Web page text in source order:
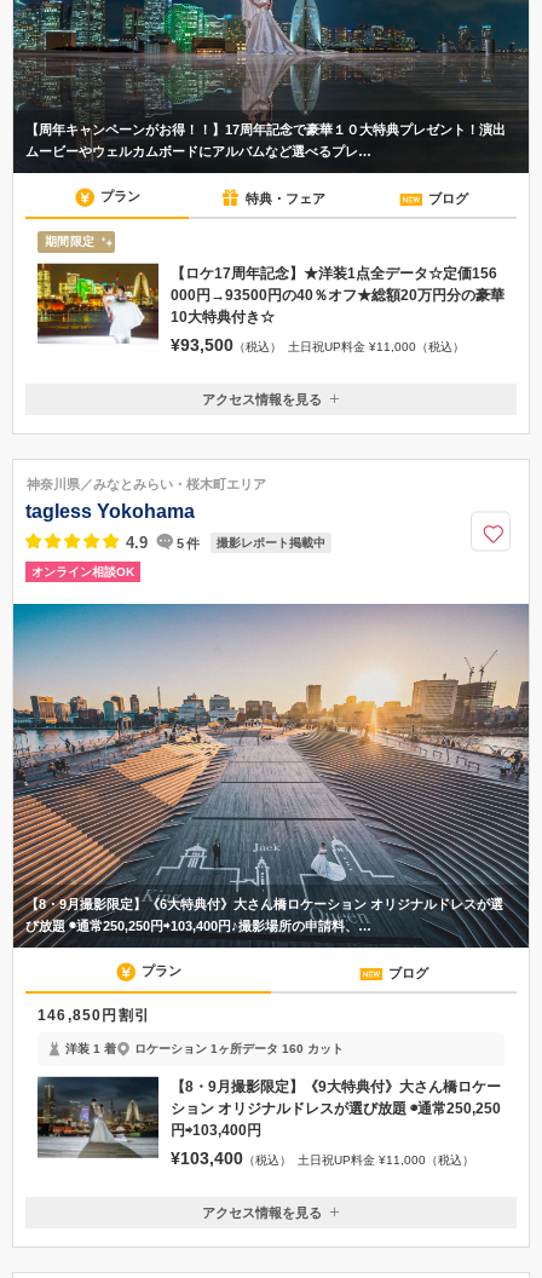
【周年キャンペーンがお得！！】17周年記念で豪華１０大特典プレゼント！演出
ムービーやウェルカムボードにアルバムなど選べるプレ…
プラン 特典・フェア ブログ
期間限定
【ロケ17周年記念】★洋装1点全データ☆定価156
000円→93500円の40％オフ★総額20万円分の豪華
10大特典付き☆
¥93,500 （税込） 土日祝UP料金 ¥11,000（税込）
神奈川県横浜市中区弁天通1-16
内駅から徒歩8分
050-1746-1166
アクセス情報を見る
神奈川県／みなとみらい・桜木町エリア
tagless Yokohama
4.9 5件 撮影レポート掲載中
オンライン相談OK
【8・9月撮影限定】《6大特典付》大さん橋ロケーション オリジナルドレスが選
び放題 ◉通常250,250円⇨103,400円♪撮影場所の申請料、…
プラン ブログ
146,850円割引
洋装 1 着 ロケーション 1ヶ所データ 160 カット
【8・9月撮影限定】《9大特典付》大さん橋ロケー
ション オリジナルドレスが選び放題 ◉通常250,250
円⇨103,400円
¥103,400 （税込） 土日祝UP料金 ¥11,000（税込）
神奈川県横浜市中区相生町1-17-1 パークビュー横浜9F
アクセス情報を見る